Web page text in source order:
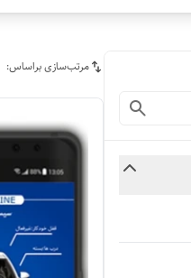
مرتب‌سازی براساس: